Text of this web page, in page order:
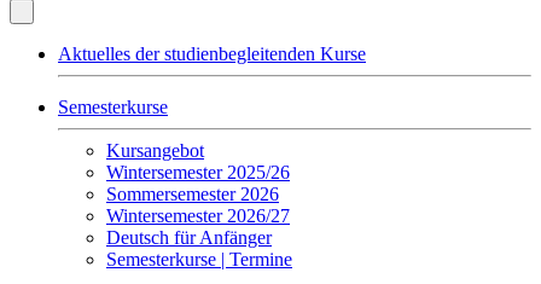
Aktuelles der studienbegleitenden Kurse
Semesterkurse
Kursangebot
Wintersemester 2025/26
Sommersemester 2026
Wintersemester 2026/27
Deutsch für Anfänger
Semesterkurse | Termine